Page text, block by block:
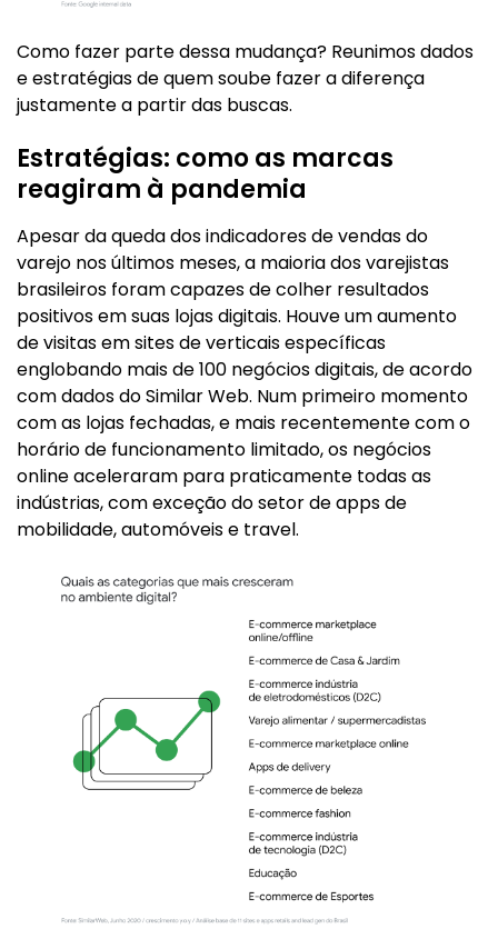
Como fazer parte dessa mudança? Reunimos dados
e estratégias de quem soube fazer a diferença
justamente a partir das buscas.
Estratégias: como as marcas
reagiram à pandemia
Apesar da queda dos indicadores de vendas do
varejo nos últimos meses, a maioria dos varejistas
brasileiros foram capazes de colher resultados
positivos em suas lojas digitais. Houve um aumento
de visitas em sites de verticais específicas
englobando mais de 100 negócios digitais, de acordo
com dados do Similar Web. Num primeiro momento
com as lojas fechadas, e mais recentemente com o
horário de funcionamento limitado, os negócios
online aceleraram para praticamente todas as
indústrias, com exceção do setor de apps de
mobilidade, automóveis e travel.